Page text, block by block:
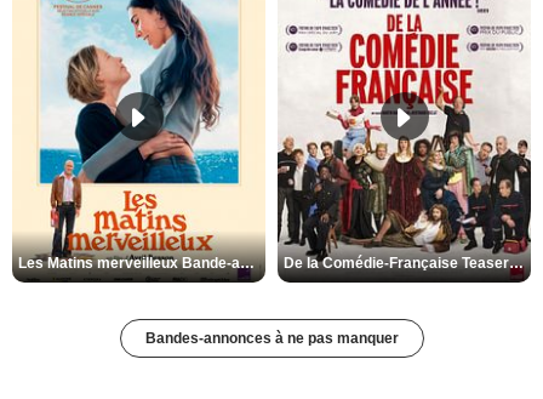
Les Matins merveilleux Bande-annonce VF De la Comédie-Française Teaser VF
Bandes-annonces à ne pas manquer